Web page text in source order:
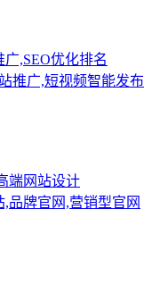
,SEO优化排名
推广,短视频智能发布
端网站设计
,品牌官网,营销型官网